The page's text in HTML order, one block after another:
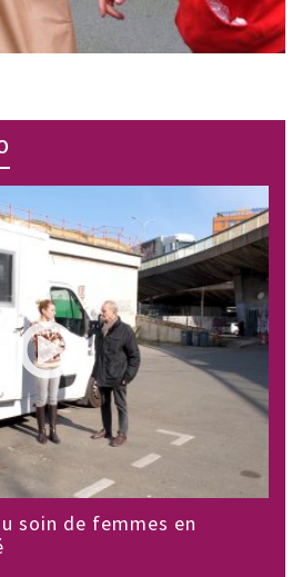
soin de femmes en